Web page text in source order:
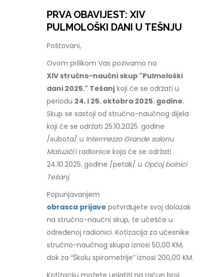
PRVA OBAVIJEST: XIV
PULMOLOŠKI DANI U TEŠNJU
Poštovani,
Ovom prilikom Vas pozivamo na
XIV stručno-naučni skup "Pulmološki
dani 2025." Tešanj koji će se održati u
periodu 24. i 25. oktobra 2025. godine.
Skup se sastoji od stručno-naučnog dijela
koji će se održati 25.10.2025. godine
/subota/ u Intermezzo Grande salonu
Matuzićii radionice koja će se održati
24.10.2025. godine /petak/ u Općoj bolnici
Tešanj.
Popunjavanjem
obrasca prijave potvrđujete svoj dolazak
na stručno-naučni skup, te učešće u
određenoj radionici. Kotizacija za učesnike
stručno-naučnog skupa iznosi 50,00 KM,
dok za “Školu spirometrije” iznosi 200,00 KM.
Kotizaciju možete uplatiti na račun broj